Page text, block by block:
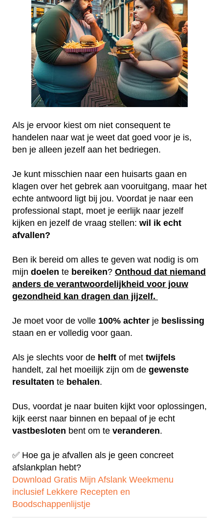
Als je ervoor kiest om niet consequent te
handelen naar wat je weet dat goed voor je is,
ben je alleen jezelf aan het bedriegen.
Je kunt misschien naar een huisarts gaan en
klagen over het gebrek aan vooruitgang, maar het
echte antwoord ligt bij jou. Voordat je naar een
professional stapt, moet je eerlijk naar jezelf
kijken en jezelf de vraag stellen: wil ik echt
afvallen?
Ben ik bereid om alles te geven wat nodig is om
mijn doelen te bereiken? Onthoud dat niemand
anders de verantwoordelijkheid voor jouw
gezondheid kan dragen dan jijzelf.
Je moet voor de volle 100% achter je beslissing
staan en er volledig voor gaan.
Als je slechts voor de helft of met twijfels
handelt, zal het moeilijk zijn om de gewenste
resultaten te behalen.
Dus, voordat je naar buiten kijkt voor oplossingen,
kijk eerst naar binnen en bepaal of je echt
vastbesloten bent om te veranderen.
✅ Hoe ga je afvallen als je geen concreet
afslankplan hebt?
Download Gratis Mijn Afslank Weekmenu
inclusief Lekkere Recepten en
Boodschappenlijstje